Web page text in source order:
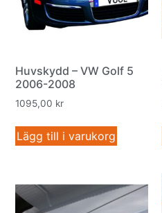
Huvskydd – VW Golf 5
2006-2008
1095,00 kr
Lägg till i varukorg